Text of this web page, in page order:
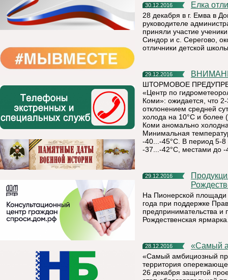
30.12.2016 Елка
28 декабря в г. Емва в
руководителе
приняли участие
Синдор и с. Серегово,
отличники детской
29.12.2016
ШТОРМОВОЕ
«Центр по
Коми»: ожидается, что
отклонением средней
холода на 10°С и более
Коми аномально
Минимальная
-40...-45°С. В период 5-8
-37...-42°С, местами до -
29.12.2016
Продукция из Коми пользуется большим спросом на
На Пионерской площади
года при поддержке
предпринимательства и
Рождественская
28.12.2016
«Самый амбициозный
территория
26 декабря защитой